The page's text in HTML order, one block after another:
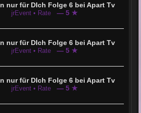
nur für DIch Folge 6 bei Apart Tv
jrEvent • Rate — 5 ★
nur für DIch Folge 6 bei Apart Tv
jrEvent • Rate — 5 ★
nur für DIch Folge 6 bei Apart Tv
jrEvent • Rate — 5 ★